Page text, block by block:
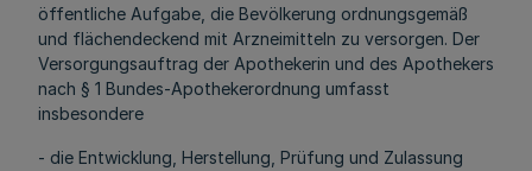
öffentliche Aufgabe, die Bevölkerung ordnungsgemäß
und flächendeckend mit Arzneimitteln zu versorgen. Der
Versorgungsauftrag der Apothekerin und des Apothekers
nach § 1 Bundes-Apothekerordnung umfasst
insbesondere
- die Entwicklung, Herstellung, Prüfung und Zulassung